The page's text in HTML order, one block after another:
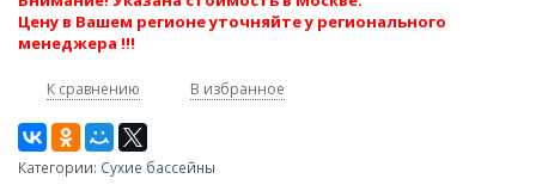
Цену в Вашем регионе уточняйте у регионального
менеджера !!!
К сравнению В избранное
Категории: Сухие бассейны